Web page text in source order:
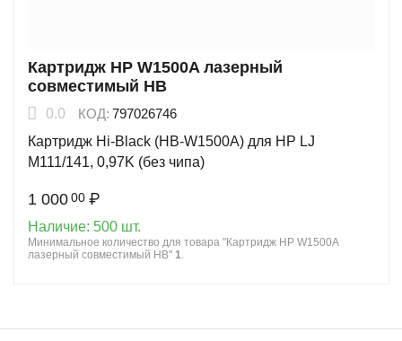
Картридж HP W1500A лазерный
совместимый HB
0.0 КОД: 797026746
Картридж Hi-Black (HB-W1500A) для HP LJ
M111/141, 0,97K (без чипа)
1 000 00 ₽
Наличие: 500 шт.
Минимальное количество для товара "Картридж HP W1500A
лазерный совместимый HB" 1.